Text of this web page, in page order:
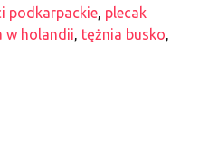
podkarpackie, plecak
w holandii, tężnia busko,